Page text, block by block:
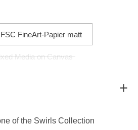
FineArt-Papier matt
Media on Canvas
of the Swirls Collection